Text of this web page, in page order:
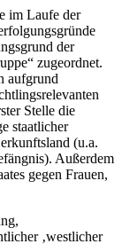
im Laufe der
der
zugeordnet.
aufgrund
Stelle die
staatlicher
(u.a.
Außerdem
gegen Frauen,
‚westlicher